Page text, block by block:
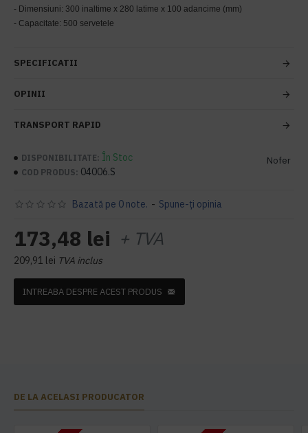
- Dimensiuni: 300 inaltime x 280 latime x 100 adancime (mm)
- Capacitate: 500 servetele
SPECIFICATII
OPINII
TRANSPORT RAPID
DISPONIBILITATE: În Stoc
COD PRODUS: 04006.S
Nofer
Bazată pe 0 note. - Spune-ţi opinia
173,48 lei + TVA
209,91 lei TVA inclus
INTREABA DESPRE ACEST PRODUS
DE LA ACELASI PRODUCATOR